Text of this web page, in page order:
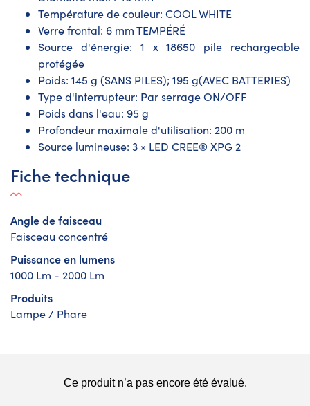
Température de couleur: COOL WHITE
Verre frontal: 6 mm TEMPÉRÉ
Source d'énergie: 1 x 18650 pile rechargeable
protégée
Poids: 145 g (SANS PILES); 195 g(AVEC BATTERIES)
Type d'interrupteur: Par serrage ON/OFF
Poids dans l'eau: 95 g
Profondeur maximale d'utilisation: 200 m
Source lumineuse: 3 × LED CREE® XPG 2
Fiche technique
Angle de faisceau
Faisceau concentré
Puissance en lumens
1000 Lm - 2000 Lm
Produits
Lampe / Phare